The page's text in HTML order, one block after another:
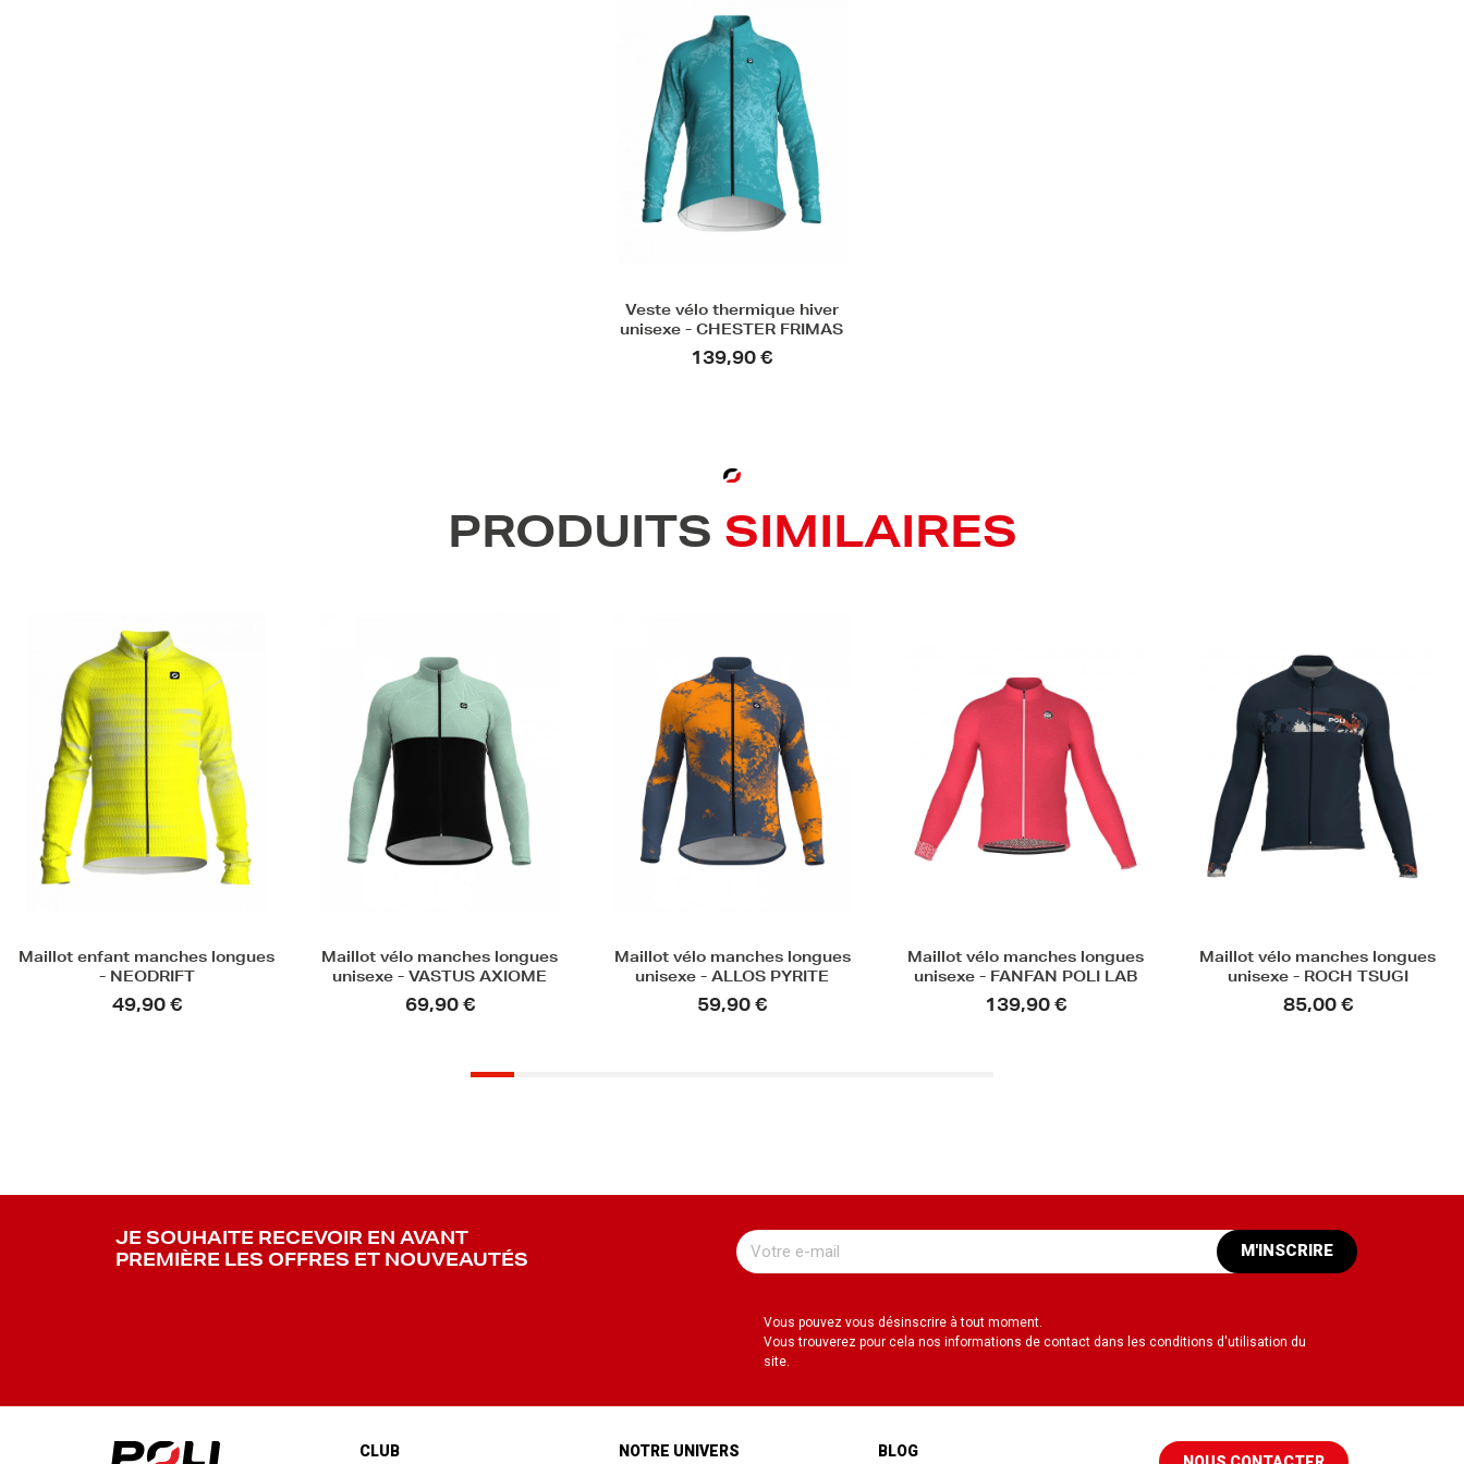
Veste vélo thermique hiver
unisexe - CHESTER FRIMAS
139,90 €
PRODUITS SIMILAIRES
Maillot vélo manches longues
unisexe - VASTUS AXIOME
69,90 €
Maillot vélo manches longues
unisexe - ALLOS PYRITE
59,90 €
Maillot vélo manches longues
unisexe - FANFAN POLI LAB
139,90 €
Maillot vélo manches longues
unisexe - ROCH TSUGI
85,00 €
Maillot VTT manches longues
unisexe - SIERRA
79,90 €
JE SOUHAITE RECEVOIR EN AVANT
PREMIÈRE LES OFFRES ET NOUVEAUTÉS
M'INSCRIRE
Vous pouvez vous désinscrire à tout moment.
Vous trouverez pour cela nos informations de contact dans les conditions d'utilisation du
site.
CLUB NOTRE UNIVERS BLOG